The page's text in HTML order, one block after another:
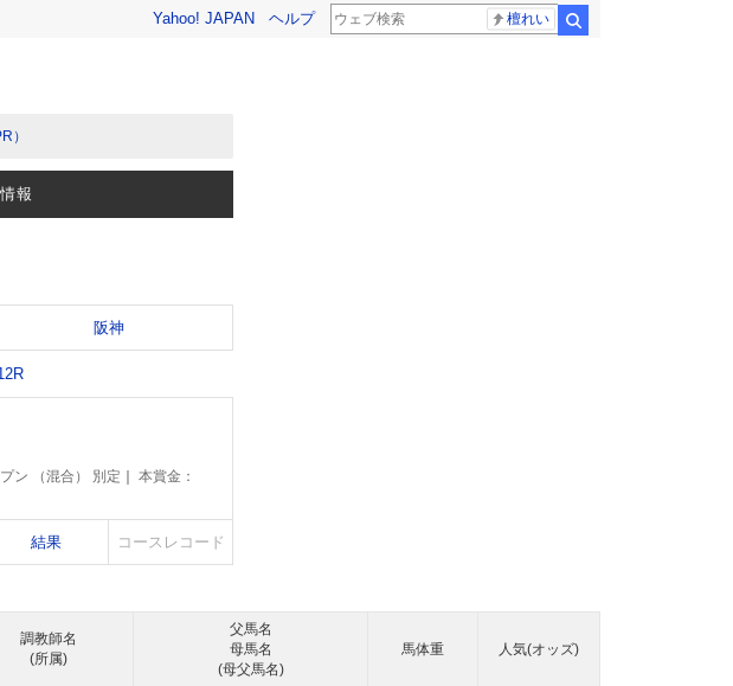
Yahoo! JAPAN ヘルプ 檀れい
）
報
阪神
ン （混合） 別定
本賞金：
結果 コースレコード
調教師名
(所属)
父馬名
母馬名
(母父馬名)
馬体重 人気(オッズ)